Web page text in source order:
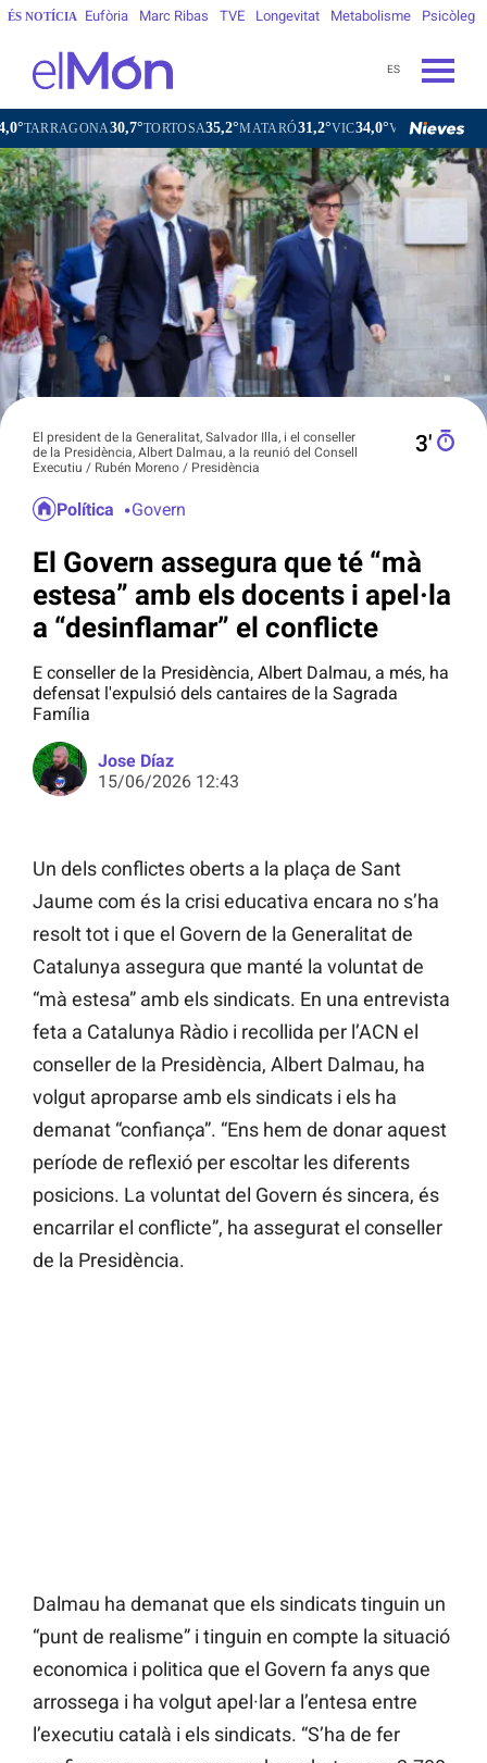
ÉS NOTÍCIA Eufòria Marc Ribas TVE Longevitat Metabolisme Psicòleg
ES
30,7°TORTOSA35,2°MATARÓ31,2°VIC34,0°VILAFRANCA DEL
El president de la Generalitat, Salvador Illa, i el conseller
de la Presidència, Albert Dalmau, a la reunió del Consell
Executiu / Rubén Moreno / Presidència
3′
Política Govern
El Govern assegura que té “mà
estesa” amb els docents i apel·la
a “desinflamar” el conflicte
E conseller de la Presidència, Albert Dalmau, a més, ha
defensat l'expulsió dels cantaires de la Sagrada
Família
Jose Díaz
15/06/2026 12:43
Un dels conflictes oberts a la plaça de Sant
Jaume com és la crisi educativa encara no s’ha
resolt tot i que el Govern de la Generalitat de
Catalunya assegura que manté la voluntat de
“mà estesa” amb els sindicats. En una entrevista
feta a Catalunya Ràdio i recollida per l’ACN el
conseller de la Presidència, Albert Dalmau, ha
volgut aproparse amb els sindicats i els ha
demanat “confiança”. “Ens hem de donar aquest
període de reflexió per escoltar les diferents
posicions. La voluntat del Govern és sincera, és
encarrilar el conflicte”, ha assegurat el conseller
de la Presidència.
Dalmau ha demanat que els sindicats tinguin un
“punt de realisme” i tinguin en compte la situació
economica i politica que el Govern fa anys que
arrossega i ha volgut apel·lar a l’entesa entre
l’executiu català i els sindicats. “S’ha de fer